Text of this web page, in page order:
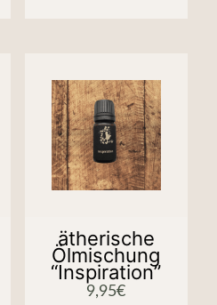
ätherische
Ölmischung
“Inspiration”
9,95€